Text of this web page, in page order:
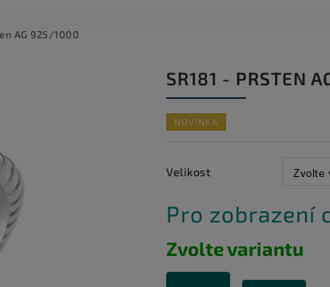
AG 925/1000
SR181 - PRSTEN
NOVINKA
Velikost
Pro zobrazení
Zvolte variantu